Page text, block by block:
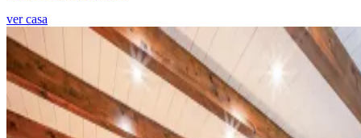
ver casa